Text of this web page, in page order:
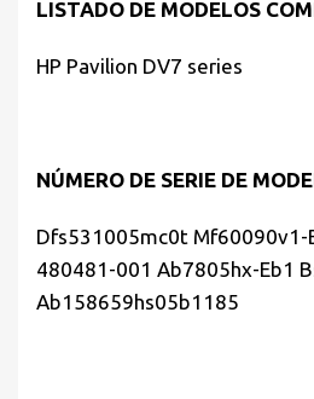
LISTADO DE MODELOS
HP Pavilion DV7 series
NÚMERO DE SERIE DE
Dfs531005mc0t Mf60090v1-
480481-001 Ab7805hx-Eb1
Ab158659hs05b1185